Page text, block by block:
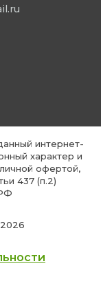
интернет-
характер и
офертой,
437 (п.2)